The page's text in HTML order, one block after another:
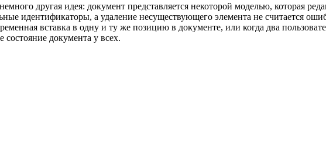
другая идея: документ представляется некоторой моделью, которая
идентификаторы, а удаление несуществующего элемента не считается
вставка в одну и ту же позицию в документе, или когда два
состояние документа у всех.